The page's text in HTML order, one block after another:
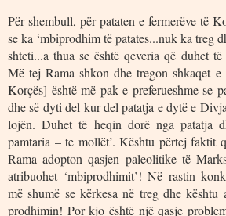
Për shembull, për pataten e fermerëve të
se ka ‘mbiprodhim të patates...nuk ka treg
shteti...a thua se është qeveria që duhet
Më tej Rama shkon dhe tregon shkaqet e
Korçës] është më pak e preferueshme se
dhe së dyti del kur del patatja e dytë e
lojën. Duhet të heqin dorë nga patatja
pamtaria – te mollët’. Kështu përtej faktit
Rama adopton qasjen paleolitike të
atribuohet ‘mbiprodhimit’! Në rastin
më shumë se kërkesa në treg dhe kështu
prodhimin! Por kjo është një qasje